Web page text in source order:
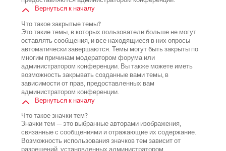
Вернуться к началу
Что такое закрытые темы?
Это такие темы, в которых пользователи больше не могут
оставлять сообщения, и все находящиеся в них опросы
автоматически завершаются. Темы могут быть закрыты по
многим причинам модератором форума или
администратором конференции. Вы также можете иметь
возможность закрывать созданные вами темы, в
зависимости от прав, предоставленных вам
администратором конференции.
Вернуться к началу
Что такое значки тем?
Значки тем — это выбранные авторами изображения,
связанные с сообщениями и отражающие их содержание.
Возможность использования значков тем зависит от